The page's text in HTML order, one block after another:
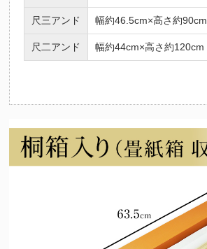
尺三アンド 幅約46.5cm×高さ約90cm
尺二アンド 幅約44cm×高さ約120cm